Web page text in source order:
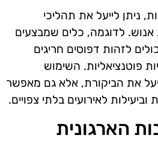
ניתן לייעל את תהליכי
אנוש. לדוגמה, כלים שמבצעים
לזהות דפוסים חריגים
פוטנציאליות. השימוש
את הביקורת, אלא גם מאפשר
וביעילות לאירועים בלתי צפויים.
הארגונית